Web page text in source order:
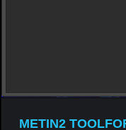
METIN2